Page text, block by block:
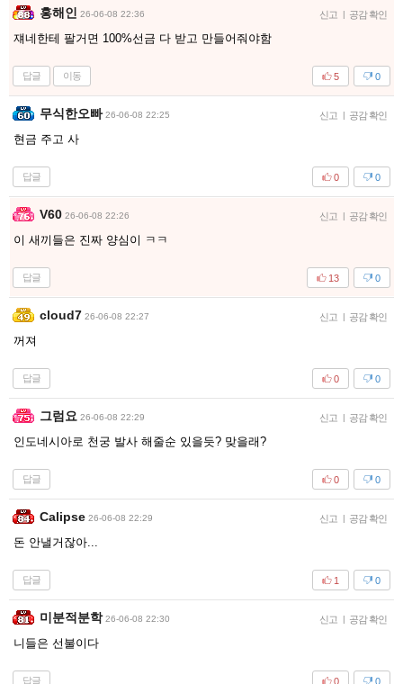
홍해인 26-06-08 22:36 신고 | 공감 확인
쟤네한테 팔거면 100%선금 다 받고 만들어줘야함
답글 이동 0
5
무식한오빠 26-06-08 22:25 신고 | 공감 확인
현금 주고 사
답글 0
0
V60 26-06-08 22:26 신고 | 공감 확인
이 새끼들은 진짜 양심이 ㅋㅋ
답글 0
13
cloud7 26-06-08 22:27 신고 | 공감 확인
꺼져
답글 0
0
그럼요 26-06-08 22:29 신고 | 공감 확인
인도네시아로 천궁 발사 해줄순 있을듯? 맞을래?
답글 0
0
Calipse 26-06-08 22:29 신고 | 공감 확인
돈 안낼거잖아...
답글 0
1
미분적분학 26-06-08 22:30 신고 | 공감 확인
니들은 선불이다
답글 0
0